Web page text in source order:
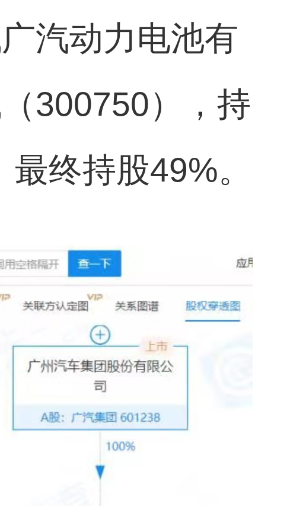
汽动力电池有
300750），持
终持股49%。